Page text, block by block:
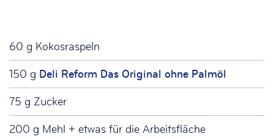
60 g Kokosraspeln
150 g Deli Reform Das Original ohne Palmöl
75 g Zucker
200 g Mehl + etwas für die Arbeitsfläche